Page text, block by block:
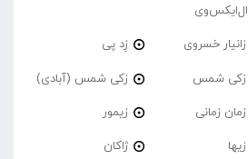
ال‌ایکس‌وی
زانیار خسروی زِد پی
زکی شمس زکی شمس (آبادی)
زمان زمانی زیمور
زیها ژاکان